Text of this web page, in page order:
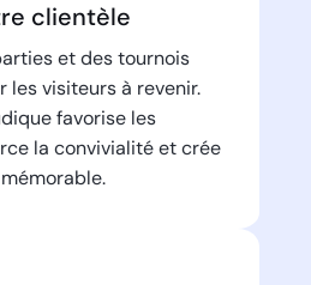
clientèle
et des tournois
les visiteurs à revenir.
favorise les
la convivialité et crée